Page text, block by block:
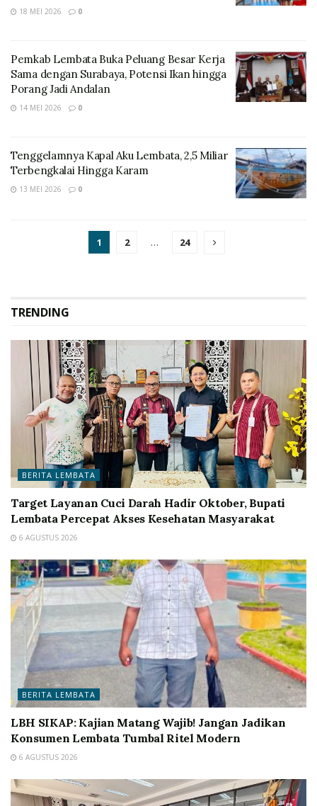
18 MEI 2026 0
Pemkab Lembata Buka Peluang Besar Kerja
Sama dengan Surabaya, Potensi Ikan hingga
Porang Jadi Andalan
14 MEI 2026 0
Tenggelamnya Kapal Aku Lembata, 2,5 Miliar
Terbengkalai Hingga Karam
13 MEI 2026 0
1 2 … 24
TRENDING
BERITA LEMBATA
Target Layanan Cuci Darah Hadir Oktober, Bupati
Lembata Percepat Akses Kesehatan Masyarakat
6 AGUSTUS 2026
BERITA LEMBATA
LBH SIKAP: Kajian Matang Wajib! Jangan Jadikan
Konsumen Lembata Tumbal Ritel Modern
6 AGUSTUS 2026